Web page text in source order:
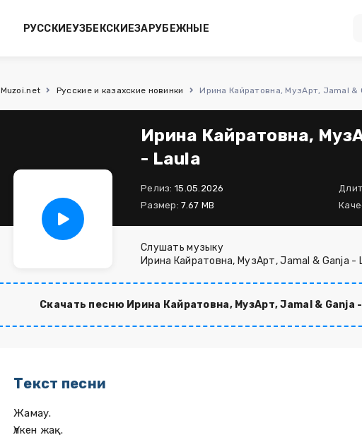
РУССКИЕУЗБЕКСКИЕЗАРУБЕЖНЫЕ
Muzoi.net Русские и казахские новинки Ирина Кайратовна, МузАрт, Jamal &
Ирина Кайратовна,
- Laula
Релиз: 15.05.2026
Размер: 7.67 MB
Слушать музыку
Ирина Кайратовна, МузАрт, Jamal & Ganja -
Скачать песню Ирина Кайратовна, МузАрт, Jamal & Ganja
Текст песни
Жамау.
Үлкен жақ.